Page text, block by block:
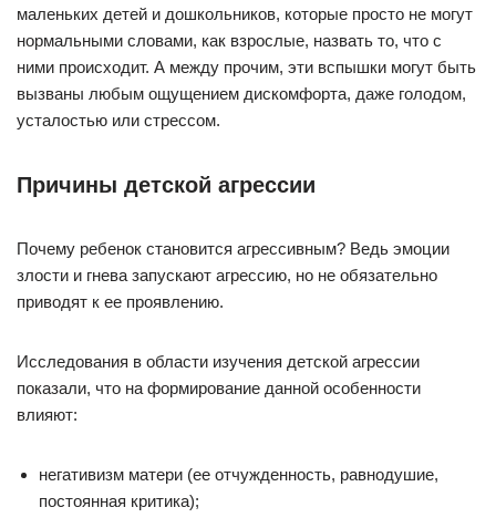
маленьких детей и дошкольников, которые просто не могут
нормальными словами, как взрослые, назвать то, что с
ними происходит. А между прочим, эти вспышки могут быть
вызваны любым ощущением дискомфорта, даже голодом,
усталостью или стрессом.
Причины детской агрессии
Почему ребенок становится агрессивным? Ведь эмоции
злости и гнева запускают агрессию, но не обязательно
приводят к ее проявлению.
Исследования в области изучения детской агрессии
показали, что на формирование данной особенности
влияют:
негативизм матери (ее отчужденность, равнодушие,
постоянная критика);